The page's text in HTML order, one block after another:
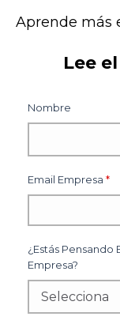
Aprende más
Lee
Nombre
Email Empresa *
¿Estás Pensando
Empresa?